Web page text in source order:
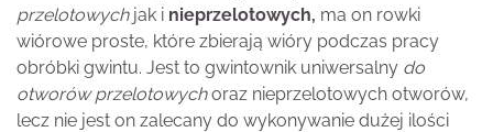
przelotowychjak i nieprzelotowych, ma on rowki
wiórowe proste, które zbierają wióry podczas pracy
obróbki gwintu. Jest to gwintownik uniwersalny do
otworów przelotowychoraz nieprzelotowych otworów,
lecz nie jest on zalecany do wykonywanie dużej ilości